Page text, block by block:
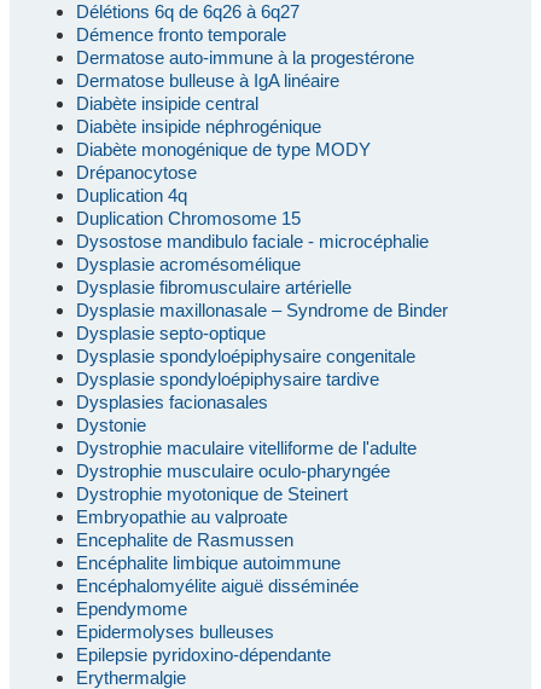
Délétions 6q de 6q26 à 6q27
Démence fronto temporale
Dermatose auto-immune à la progestérone
Dermatose bulleuse à IgA linéaire
Diabète insipide central
Diabète insipide néphrogénique
Diabète monogénique de type MODY
Drépanocytose
Duplication 4q
Duplication Chromosome 15
Dysostose mandibulo faciale - microcéphalie
Dysplasie acromésomélique
Dysplasie fibromusculaire artérielle
Dysplasie maxillonasale – Syndrome de Binder
Dysplasie septo-optique
Dysplasie spondyloépiphysaire congenitale
Dysplasie spondyloépiphysaire tardive
Dysplasies facionasales
Dystonie
Dystrophie maculaire vitelliforme de l'adulte
Dystrophie musculaire oculo-pharyngée
Dystrophie myotonique de Steinert
Embryopathie au valproate
Encephalite de Rasmussen
Encéphalite limbique autoimmune
Encéphalomyélite aiguë disséminée
Ependymome
Epidermolyses bulleuses
Epilepsie pyridoxino-dépendante
Erythermalgie